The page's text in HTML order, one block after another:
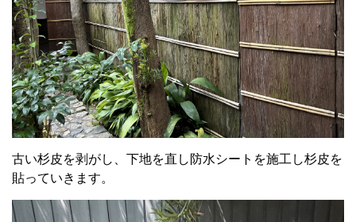
古い杉皮を剥がし、下地を直し防水シートを施工し杉皮を
貼っていきます。